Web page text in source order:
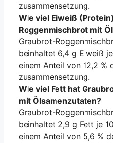
zusammensetzung.
Wie viel Eiweiß
Roggenmischbrot mit
Graubrot-
beinhaltet 6,4 g Eiweiß
einem Anteil von 12,2 %
zusammensetzung.
Wie viel Fett hat
mit Ölsamenzutaten?
Graubrot-
beinhaltet 2,9 g Fett je
einem Anteil von 5,6 %